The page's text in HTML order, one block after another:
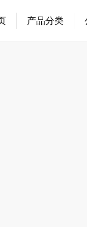
产品分类